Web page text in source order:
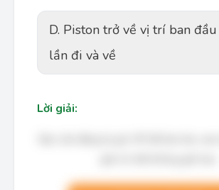
D. Piston trở về vị trí ban
lần đi và về
Lời giải: